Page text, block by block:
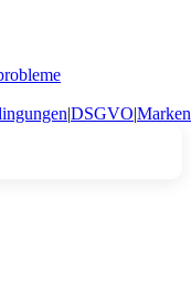
|DSGVO|Marken